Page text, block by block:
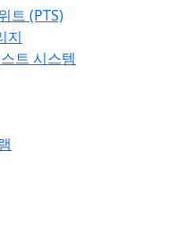
트 (PTS)
지
트 시스템